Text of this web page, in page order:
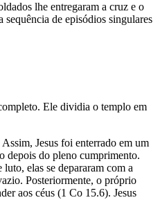
lhe entregaram a cruz e o
de episódios singulares
Ele dividia o templo em
Jesus foi enterrado em um
depois do pleno cumprimento.
elas se depararam com a
Posteriormente, o próprio
aos céus (1 Co 15.6). Jesus